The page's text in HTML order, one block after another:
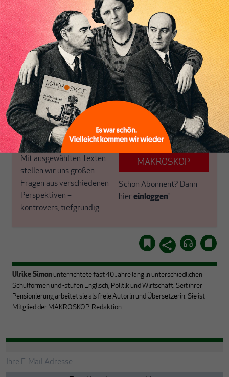
Inhaltsverzeichnis
Spotlight ist unser
exklusiver Scheinwerfer
auf einen Schwerpunkt,
den wir alle zwei Wochen
für unsere ABO+ Leser
neu ausrichten.
Warum versteht fast
niemand unser eigenes
Geldsystem? Macht
Arbeitszeitverkürzung
Sinn? Wie geht es mit der
Globalisierung weiter?
Mit ausgewählten Texten
stellen wir uns großen
Fragen aus verschiedenen
Perspektiven –
kontrovers, tiefgründig
sinnstiftende Lektüre für
Ihre Samstage und
Sonntage.
Sie haben noch kein
Abo+? Dann werten Sie
jetzt auf und profitieren
von einem erweiterten
inhaltlichen Angebot und
anderen Vorteilen mehr.
ABONNIEREN SIE
MAKROSKOP
Schon Abonnent? Dann
hiereinloggen!
Ulrike Simon unterrichtete fast 40 Jahre lang in unterschiedlichen
Schulformen und -stufen Englisch, Politik und Wirtschaft. Seit ihrer
Pensionierung arbeitet sie als freie Autorin und Übersetzerin. Sie ist
Mitglied der MAKROSKOP-Redaktion.